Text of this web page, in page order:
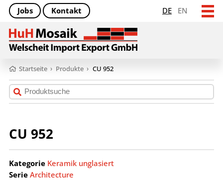
DE EN
Jobs Kontakt
Startseite › Produkte › CU 952
CU 952
Kategorie Keramik unglasiert
Serie Architecture